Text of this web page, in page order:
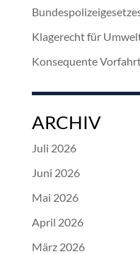
Klagerecht für
Konsequente
ARCHIV
Juli 2026
Juni 2026
Mai 2026
April 2026
März 2026